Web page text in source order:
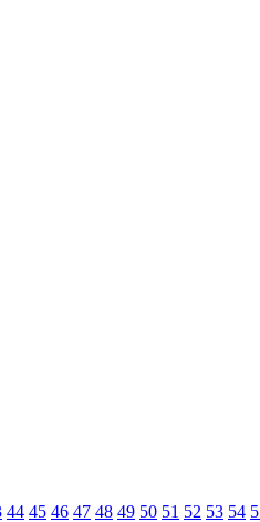
44 45 46 47 48 49 50 51 52 53 54